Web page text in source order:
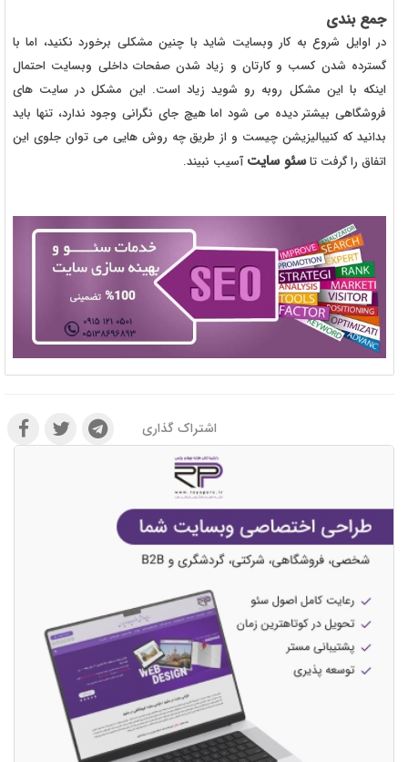
جمع بندی
در اوایل شروع به کار وبسایت شاید با چنین مشکلی برخورد نکنید، اما با
گسترده شدن کسب و کارتان و زیاد شدن صفحات داخلی وبسایت احتمال
اینکه با این مشکل روبه رو شوید زیاد است. این مشکل در سایت های
فروشگاهی بیشتر دیده می شود اما هیچ جای نگرانی وجود ندارد، تنها باید
بدانید که کنیبالیزیشن چیست و از طریق چه روش هایی می توان جلوی این
اتفاق را گرفت تاسئو سایتآسیب نبیند.
اشتراک گذاری